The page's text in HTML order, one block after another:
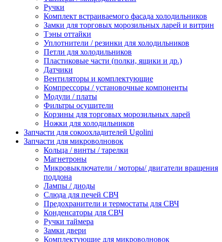
Ручки
Комплект встраиваемого фасада холодильников
Замки для торговых морозильных ларей и витрин
Тэны оттайки
Уплотнители / резинки для холодильников
Петли для холодильников
Пластиковые части (полки, ящики и др.)
Датчики
Вентиляторы и комплектующие
Компрессоры / установочные компоненты
Модули / платы
Фильтры осушители
Корзины для торговых морозильных ларей
Ножки для холодильников
Запчасти для сокоохладителей Ugolini
Запчасти для микроволновок
Кольца / винты / тарелки
Магнетроны
Микровыключатели / моторы/ двигатели вращения
поддона
Лампы / диоды
Слюда для печей СВЧ
Предохранители и термостаты для СВЧ
Конденсаторы для СВЧ
Ручки таймера
Замки двери
Комплектующие для микроволновок